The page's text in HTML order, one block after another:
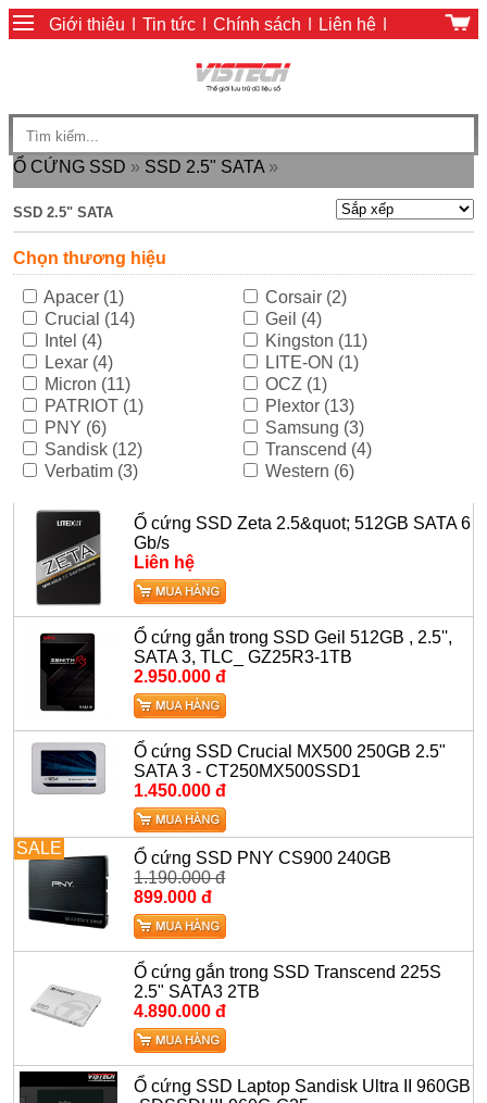
Giới thiệu Tin tức Chính sách Liên hệ
Giỏ hàng|Chính sách thanh toán
Ổ CỨNG SSD » SSD 2.5" SATA »
SSD 2.5" SATA
Chọn thương hiệu
Apacer (1)
Corsair (2)
Crucial (14)
Geil (4)
Intel (4)
Kingston (11)
Lexar (4)
LITE-ON (1)
Micron (11)
OCZ (1)
PATRIOT (1)
Plextor (13)
PNY (6)
Samsung (3)
Sandisk (12)
Transcend (4)
Verbatim (3)
Western (6)
Ổ cứng SSD Zeta 2.5&quot; 512GB SATA 6
Gb/s
Liên hệ
Ổ cứng gắn trong SSD Geil 512GB , 2.5'',
SATA 3, TLC_ GZ25R3-1TB
2.950.000 đ
Ổ cứng SSD Crucial MX500 250GB 2.5"
SATA 3 - CT250MX500SSD1
1.450.000 đ
SALE
Ổ cứng SSD PNY CS900 240GB
1.190.000 đ
899.000 đ
Ổ cứng gắn trong SSD Transcend 225S
2.5" SATA3 2TB
4.890.000 đ
Ổ cứng SSD Laptop Sandisk Ultra II 960GB